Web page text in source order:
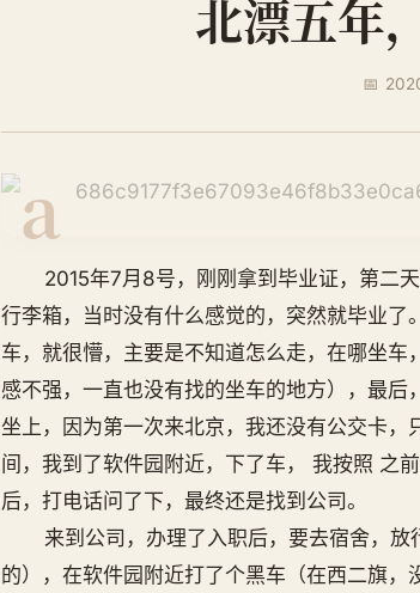
北漂五年
📅
2015年7月8号，刚刚拿到毕业证，第二天
行李箱，当时没有什么感觉的，突然就毕业
车，就很懵，主要是不知道怎么走，在哪坐
感不强，一直也没有找的坐车的地方），最
坐上，因为第一次来北京，我还没有公交卡
间，我到了软件园附近，下了车， 我按照 之
后，打电话问了下，最终还是找到公司。
来到公司，办理了入职后，要去宿舍，放
的），在软件园附近打了个黑车（在西二旗